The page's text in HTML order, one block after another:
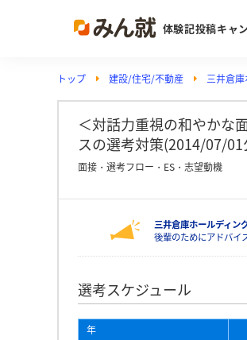
体験記投稿キャ
動
トップ 建設/住宅/不動産 三井倉
＜対話力重視の和やかな
スの選考対策(2014/07/01
面接・選考フロー・ES・志望動機
三井倉庫ホールディン
後輩のためにアドバイ
選考スケジュール
年